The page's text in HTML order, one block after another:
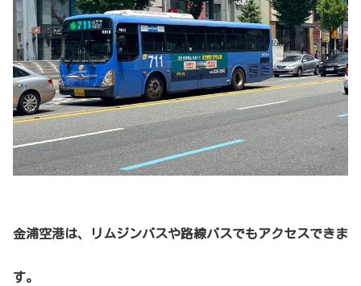
金浦空港は、リムジンバスや路線バスでもアクセスできま
す。